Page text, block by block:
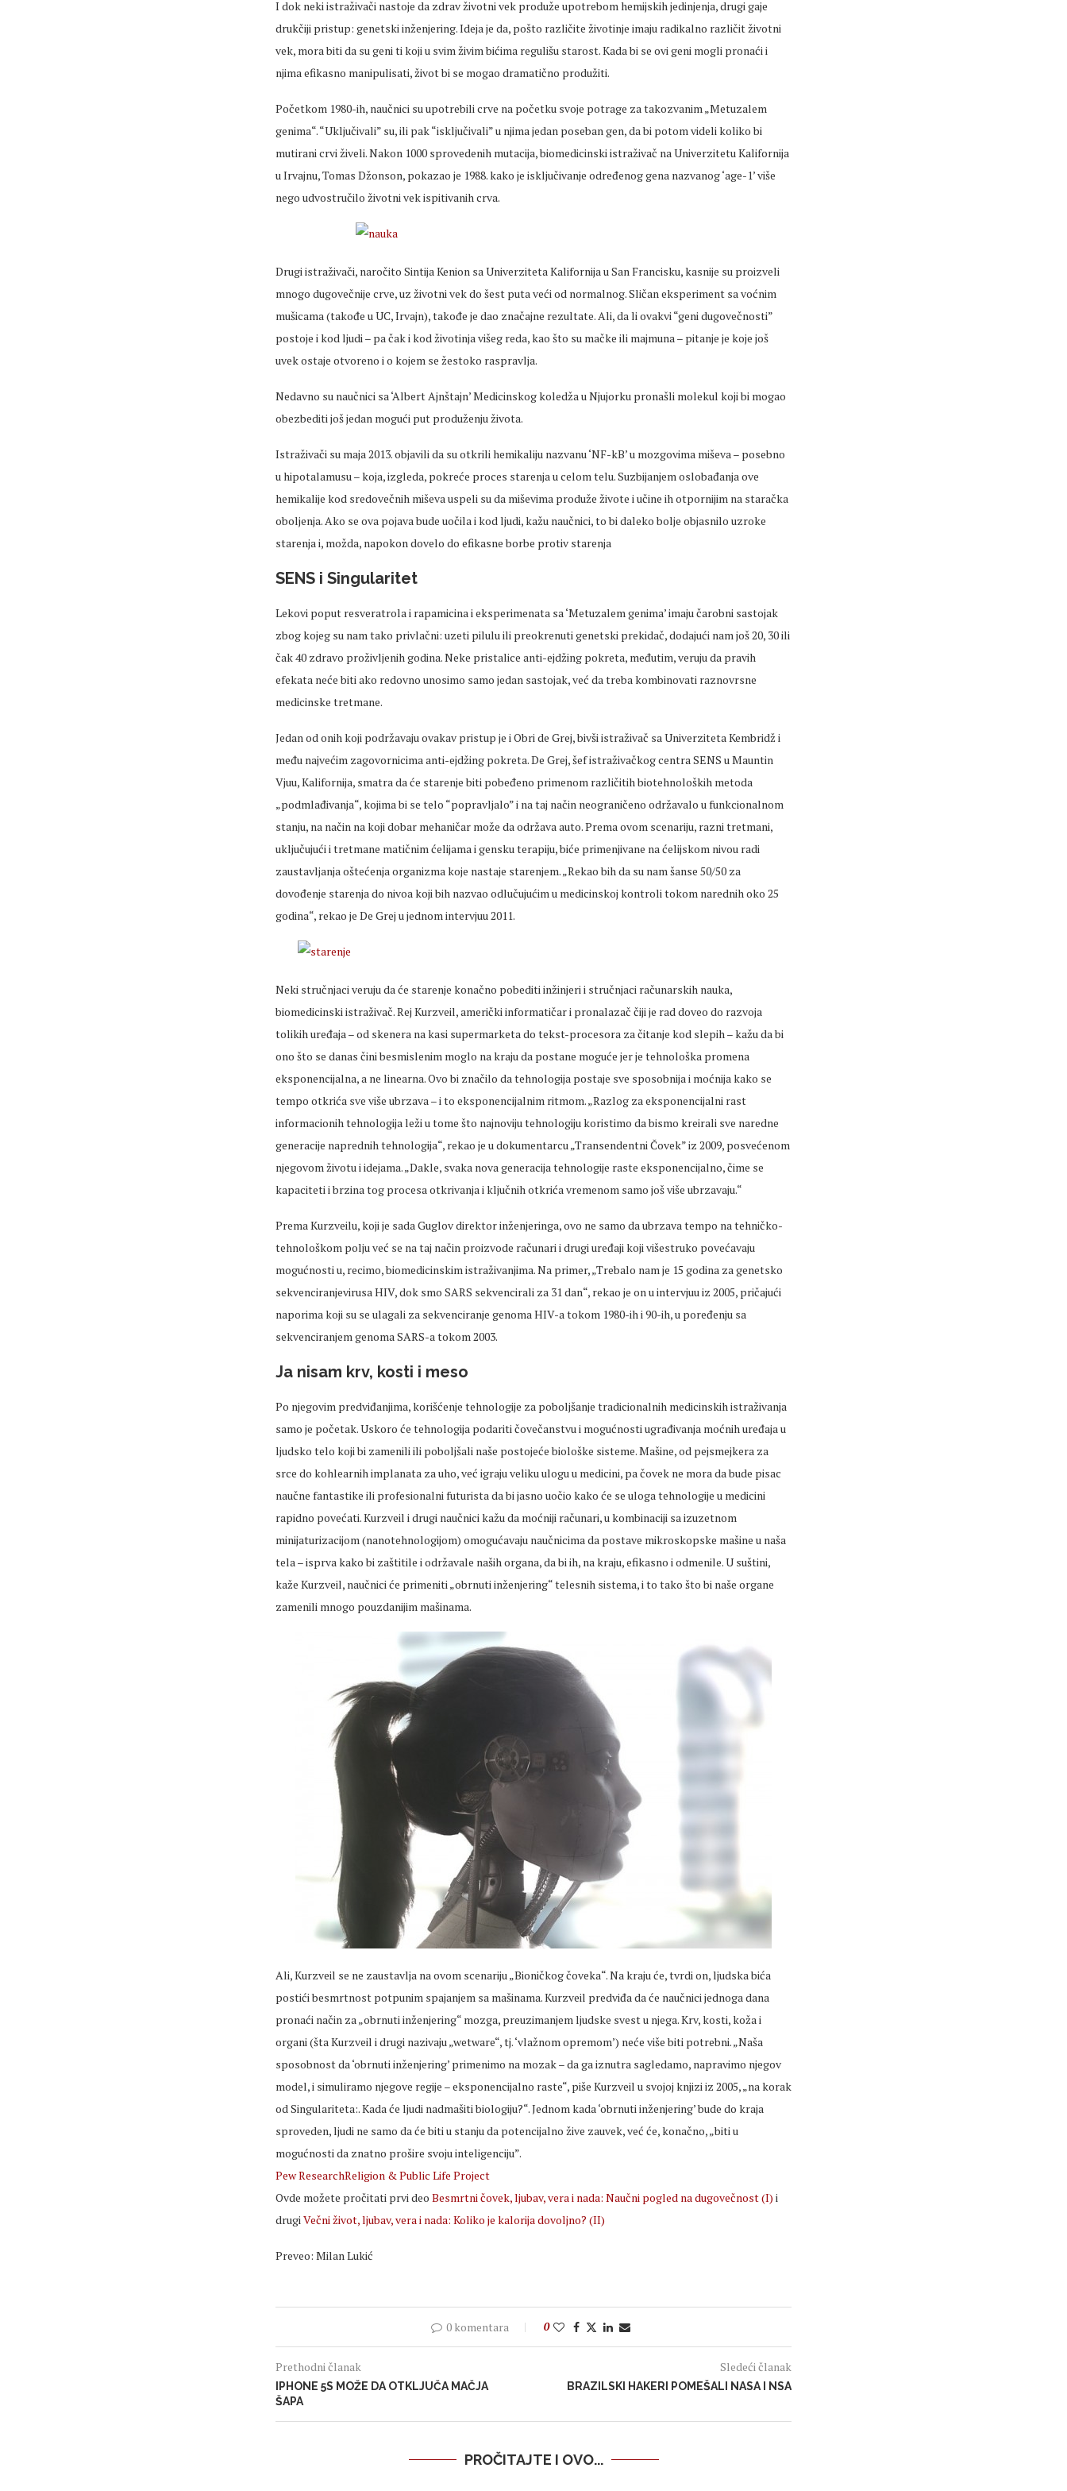
I dok neki istraživači nastoje da zdrav životni vek produže upotrebom hemijskih jedinjenja, drugi gaje
drukčiji pristup: genetski inženjering. Ideja je da, pošto različite životinje imaju radikalno različit životni
vek, mora biti da su geni ti koji u svim živim bićima regulišu starost. Kada bi se ovi geni mogli pronaći i
njima efikasno manipulisati, život bi se mogao dramatično produžiti.
Početkom 1980-ih, naučnici su upotrebili crve na početku svoje potrage za takozvanim „Metuzalem
genima“. “Uključivali” su, ili pak “isključivali” u njima jedan poseban gen, da bi potom videli koliko bi
mutirani crvi živeli. Nakon 1000 sprovedenih mutacija, biomedicinski istraživač na Univerzitetu Kalifornija
u Irvajnu, Tomas Džonson, pokazao je 1988. kako je isključivanje određenog gena nazvanog ‘age-1’ više
nego udvostručilo životni vek ispitivanih crva.
Drugi istraživači, naročito Sintija Kenion sa Univerziteta Kalifornija u San Francisku, kasnije su proizveli
mnogo dugovečnije crve, uz životni vek do šest puta veći od normalnog. Sličan eksperiment sa voćnim
mušicama (takođe u UC, Irvajn), takođe je dao značajne rezultate. Ali, da li ovakvi “geni dugovečnosti”
postoje i kod ljudi – pa čak i kod životinja višeg reda, kao što su mačke ili majmuna – pitanje je koje još
uvek ostaje otvoreno i o kojem se žestoko raspravlja.
Nedavno su naučnici sa ‘Albert Ajnštajn’ Medicinskog koledža u Njujorku pronašli molekul koji bi mogao
obezbediti još jedan mogući put produženju života.
Istraživači su maja 2013. objavili da su otkrili hemikaliju nazvanu ‘NF-kB’ u mozgovima miševa – posebno
u hipotalamusu – koja, izgleda, pokreće proces starenja u celom telu. Suzbijanjem oslobađanja ove
hemikalije kod sredovečnih miševa uspeli su da miševima produže živote i učine ih otpornijim na staračka
oboljenja. Ako se ova pojava bude uočila i kod ljudi, kažu naučnici, to bi daleko bolje objasnilo uzroke
starenja i, možda, napokon dovelo do efikasne borbe protiv starenja
SENS i Singularitet
Lekovi poput resveratrola i rapamicina i eksperimenata sa ‘Metuzalem genima’ imaju čarobni sastojak
zbog kojeg su nam tako privlačni: uzeti pilulu ili preokrenuti genetski prekidač, dodajući nam još 20, 30 ili
čak 40 zdravo proživljenih godina. Neke pristalice anti-ejdžing pokreta, međutim, veruju da pravih
efekata neće biti ako redovno unosimo samo jedan sastojak, već da treba kombinovati raznovrsne
medicinske tretmane.
Jedan od onih koji podržavaju ovakav pristup je i Obri de Grej, bivši istraživač sa Univerziteta Kembridž i
među najvećim zagovornicima anti-ejdžing pokreta. De Grej, šef istraživačkog centra SENS u Mauntin
Vjuu, Kalifornija, smatra da će starenje biti pobeđeno primenom različitih biotehnoloških metoda
„podmlađivanja“, kojima bi se telo “popravljalo” i na taj način neograničeno održavalo u funkcionalnom
stanju, na način na koji dobar mehaničar može da održava auto. Prema ovom scenariju, razni tretmani,
uključujući i tretmane matičnim ćelijama i gensku terapiju, biće primenjivane na ćelijskom nivou radi
zaustavljanja oštećenja organizma koje nastaje starenjem. „Rekao bih da su nam šanse 50/50 za
dovođenje starenja do nivoa koji bih nazvao odlučujućim u medicinskoj kontroli tokom narednih oko 25
godina“, rekao je De Grej u jednom intervjuu 2011.
Neki stručnjaci veruju da će starenje konačno pobediti inžinjeri i stručnjaci računarskih nauka,
biomedicinski istraživač. Rej Kurzveil, američki informatičar i pronalazač čiji je rad doveo do razvoja
tolikih uređaja – od skenera na kasi supermarketa do tekst-procesora za čitanje kod slepih – kažu da bi
ono što se danas čini besmislenim moglo na kraju da postane moguće jer je tehnološka promena
eksponencijalna, a ne linearna. Ovo bi značilo da tehnologija postaje sve sposobnija i moćnija kako se
tempo otkrića sve više ubrzava – i to eksponencijalnim ritmom. „Razlog za eksponencijalni rast
informacionih tehnologija leži u tome što najnoviju tehnologiju koristimo da bismo kreirali sve naredne
generacije naprednih tehnologija“, rekao je u dokumentarcu „Transendentni Čovek” iz 2009, posvećenom
njegovom životu i idejama. „Dakle, svaka nova generacija tehnologije raste eksponencijalno, čime se
kapaciteti i brzina tog procesa otkrivanja i ključnih otkrića vremenom samo još više ubrzavaju.“
Prema Kurzveilu, koji je sada Guglov direktor inženjeringa, ovo ne samo da ubrzava tempo na tehničko-
tehnološkom polju već se na taj način proizvode računari i drugi uređaji koji višestruko povećavaju
mogućnosti u, recimo, biomedicinskim istraživanjima. Na primer, „Trebalo nam je 15 godina za genetsko
sekvenciranjevirusa HIV, dok smo SARS sekvencirali za 31 dan“, rekao je on u intervjuu iz 2005, pričajući
naporima koji su se ulagali za sekvenciranje genoma HIV-a tokom 1980-ih i 90-ih, u poređenju sa
sekvenciranjem genoma SARS-a tokom 2003.
Ja nisam krv, kosti i meso
Po njegovim predviđanjima, korišćenje tehnologije za poboljšanje tradicionalnih medicinskih istraživanja
samo je početak. Uskoro će tehnologija podariti čovečanstvu i mogućnosti ugrađivanja moćnih uređaja u
ljudsko telo koji bi zamenili ili poboljšali naše postojeće biološke sisteme. Mašine, od pejsmejkera za
srce do kohlearnih implanata za uho, već igraju veliku ulogu u medicini, pa čovek ne mora da bude pisac
naučne fantastike ili profesionalni futurista da bi jasno uočio kako će se uloga tehnologije u medicini
rapidno povećati. Kurzveil i drugi naučnici kažu da moćniji računari, u kombinaciji sa izuzetnom
minijaturizacijom (nanotehnologijom) omogućavaju naučnicima da postave mikroskopske mašine u naša
tela – isprva kako bi zaštitile i održavale naših organa, da bi ih, na kraju, efikasno i odmenile. U suštini,
kaže Kurzveil, naučnici će primeniti „obrnuti inženjering“ telesnih sistema, i to tako što bi naše organe
zamenili mnogo pouzdanijim mašinama.
Ali, Kurzveil se ne zaustavlja na ovom scenariju „Bioničkog čoveka“. Na kraju će, tvrdi on, ljudska bića
postići besmrtnost potpunim spajanjem sa mašinama. Kurzveil predviđa da će naučnici jednoga dana
pronaći način za „obrnuti inženjering“ mozga, preuzimanjem ljudske svest u njega. Krv, kosti, koža i
organi (šta Kurzveil i drugi nazivaju „wetware“, tj. ‘vlažnom opremom’) neće više biti potrebni. „Naša
sposobnost da ‘obrnuti inženjering’ primenimo na mozak – da ga iznutra sagledamo, napravimo njegov
model, i simuliramo njegove regije – eksponencijalno raste“, piše Kurzveil u svojoj knjizi iz 2005, „na korak
od Singulariteta:. Kada će ljudi nadmašiti biologiju?“. Jednom kada ‘obrnuti inženjering’ bude do kraja
sproveden, ljudi ne samo da će biti u stanju da potencijalno žive zauvek, već će, konačno, „biti u
mogućnosti da znatno prošire svoju inteligenciju”.
Pew ResearchReligion & Public Life Project
Ovde možete pročitati prvi deo Besmrtni čovek, ljubav, vera i nada: Naučni pogled na dugovečnost (I) i
drugiVečni život, ljubav, vera i nada: Koliko je kalorija dovoljno? (II)
Preveo: Milan Lukić
0 komentara 0
Prethodni članak
IPHONE 5S MOŽE DA OTKLJUČA MAČJA
ŠAPA
Sledeći članak
BRAZILSKI HAKERI POMEŠALI NASA I NSA
PROČITAJTE I OVO...